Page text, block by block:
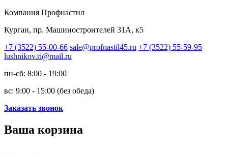
Компания Профнастил
Курган, пр. Машиностроителей 31А, к5
+7 (3522) 55-00-66 sale@profnastil45.ru +7 (3522) 55-59-95
lushnikov.ri@mail.ru
пн-сб: 8:00 - 19:00
вс: 9:00 - 15:00 (без обеда)
Заказать звонок
Ваша корзина